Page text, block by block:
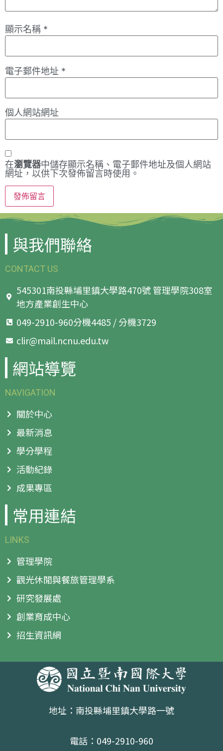
顯示名稱 *
電子郵件地址 *
個人網站網址
在瀏覽器中儲存顯示名稱、電子郵件地址及個人網站
網址，以供下次發佈留言時使用。
與我們聯絡
CONTACT US
545301南投縣埔里鎮大學路470號 管理學院308室
地方產業創生中心
049-2910-960分機4485 / 分機3729
clir@mail.ncnu.edu.tw
網站導覽
NAVIGATION
關於中心
最新消息
學分學程
活動紀錄
成果專區
常用連結
LINKS
管理學院
觀光休閒與餐旅管理學系
研究發展處
創業育成中心
招生資訊網
地址：南投縣埔里鎮大學路一號
電話：049-2910-960